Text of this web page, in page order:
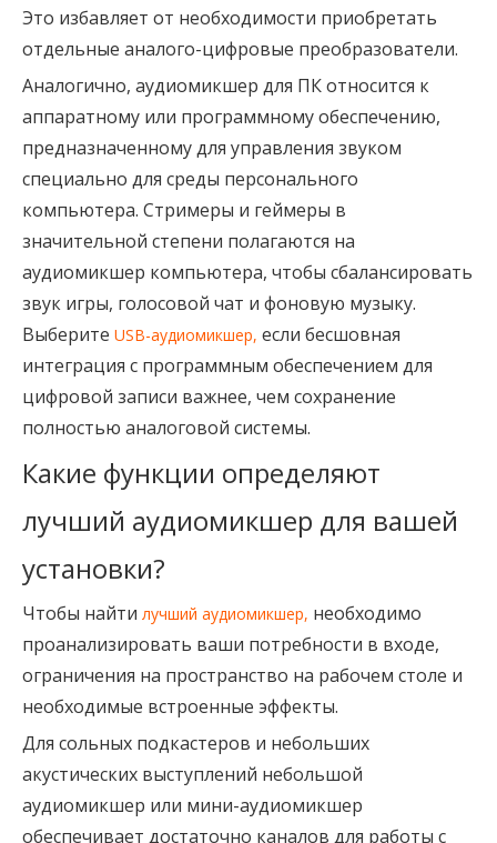
Это избавляет от необходимости приобретать
отдельные аналого-цифровые преобразователи.
Аналогично, аудиомикшер для ПК относится к
аппаратному или программному обеспечению,
предназначенному для управления звуком
специально для среды персонального
компьютера. Стримеры и геймеры в
значительной степени полагаются на
аудиомикшер компьютера, чтобы сбалансировать
звук игры, голосовой чат и фоновую музыку.
Выберите USB-аудиомикшер, если бесшовная
интеграция с программным обеспечением для
цифровой записи важнее, чем сохранение
полностью аналоговой системы.
Какие функции определяют
лучший аудиомикшер для вашей
установки?
Чтобы найти лучший аудиомикшер, необходимо
проанализировать ваши потребности в входе,
ограничения на пространство на рабочем столе и
необходимые встроенные эффекты.
Для сольных подкастеров и небольших
акустических выступлений небольшой
аудиомикшер или мини-аудиомикшер
обеспечивает достаточно каналов для работы с